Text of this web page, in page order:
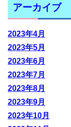
アーカイブ
2023年4月
2023年5月
2023年6月
2023年7月
2023年8月
2023年9月
2023年10月